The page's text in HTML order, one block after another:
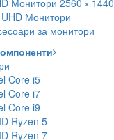
Монитори 2560 × 1440
Монитори
за монитори
Core i5
Core i7
Core i9
Ryzen 5
Ryzen 7